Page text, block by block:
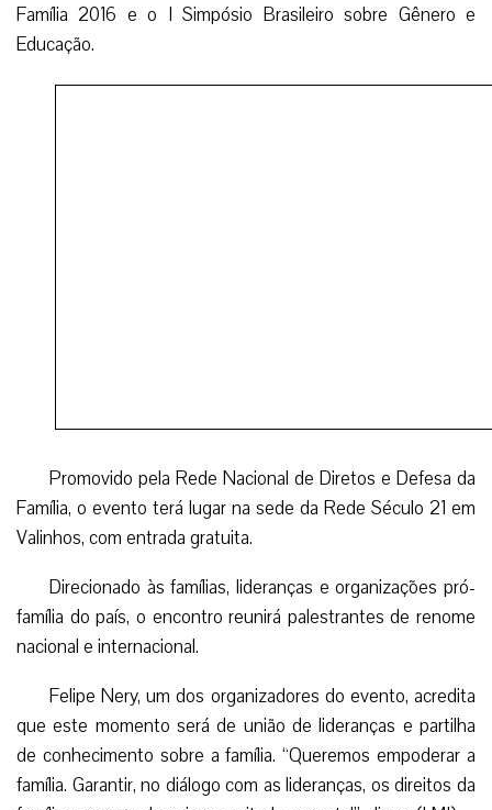
Família 2016 e o I Simpósio Brasileiro sobre Gênero e
Educação.
Promovido pela Rede Nacional de Diretos e Defesa da
Família, o evento terá lugar na sede da Rede Século 21 em
Valinhos, com entrada gratuita.
Direcionado às famílias, lideranças e organizações pró-
família do país, o encontro reunirá palestrantes de renome
nacional e internacional.
Felipe Nery, um dos organizadores do evento, acredita
que este momento será de união de lideranças e partilha
de conhecimento sobre a família. “Queremos empoderar a
família. Garantir, no diálogo com as lideranças, os direitos da